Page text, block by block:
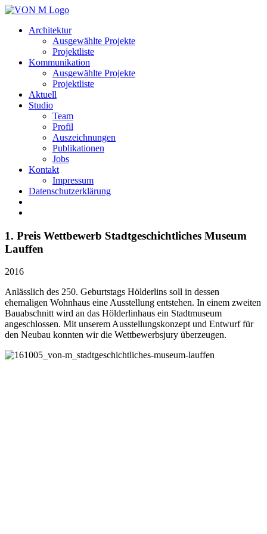
Architektur
Ausgewählte Projekte
Projektliste
Kommunikation
Ausgewählte Projekte
Projektliste
Aktuell
Studio
Team
Profil
Auszeichnungen
Publikationen
Jobs
Kontakt
Impressum
Datenschutzerklärung
1. Preis Wettbewerb Stadtgeschichtliches Museum
Lauffen
2016
Anlässlich des 250. Geburtstags Hölderlins soll in dessen
ehemaligen Wohnhaus eine Ausstellung entstehen. In einem zweiten
Bauabschnitt wird an das Hölderlinhaus ein Stadtmuseum
angeschlossen. Mit unserem Ausstellungskonzept und Entwurf für
den Neubau konnten wir die Wettbewerbsjury überzeugen.